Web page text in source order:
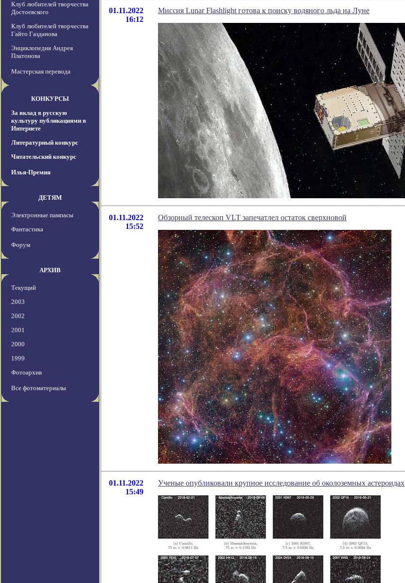
Клуб любителей творчества
Достоевского
Клуб любителей творчества
Гайто Газданова
Энциклопедия Андрея
Платонова
Мастерская перевода
КОНКУРСЫ
За вклад в русскую
культуру публикациями в
Интернете
Литературный конкурс
Читательский конкурс
Илья-Премия
ДЕТЯМ
Электронные пампасы
Фантастика
Форум
АРХИВ
Текущий
2003
2002
2001
2000
1999
Фотоархив
Все фотоматериалы
01.11.2022
16:12
Миссия Lunar Flashlight готова к поиску водяного льда на Луне
01.11.2022
15:52
Обзорный телескоп VLT запечатлел остаток сверхновой
01.11.2022
15:49
Ученые опубликовали крупное исследование об околоземных астероидах